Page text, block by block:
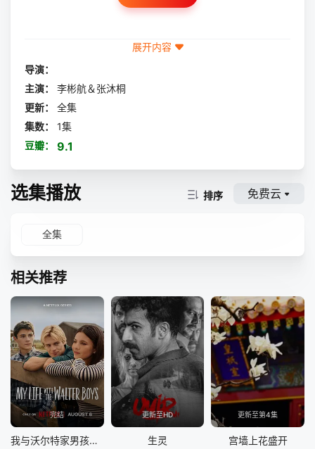
展开内容
导演：
主演：
李彬航＆张沐桐
更新：
全集
集数：
1集
豆瓣：
9.1
选集播放 排序 免费云
全集
相关推荐
完结
我与沃尔特家男孩的生活 第三季
更新至HD
生灵
更新至第4集
宫墙上花盛开